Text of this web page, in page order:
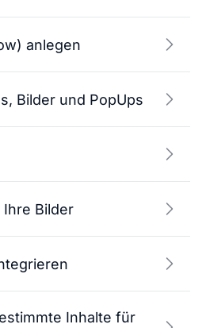
anlegen
Bilder und PopUps
Ihre Bilder
Inhalte für